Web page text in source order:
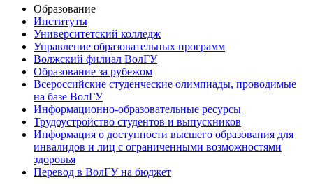
Образование
Институты
Университетский колледж
Управление образовательных программ
Волжский филиал ВолГУ
Образование за рубежом
Всероссийские студенческие олимпиады, проводимые
на базе ВолГУ
Информационно-образовательные ресурсы
Трудоустройство студентов и выпускников
Информация о доступности высшего образования для
инвалидов и лиц с ограниченными возможностями
здоровья
Перевод в ВолГУ на бюджет